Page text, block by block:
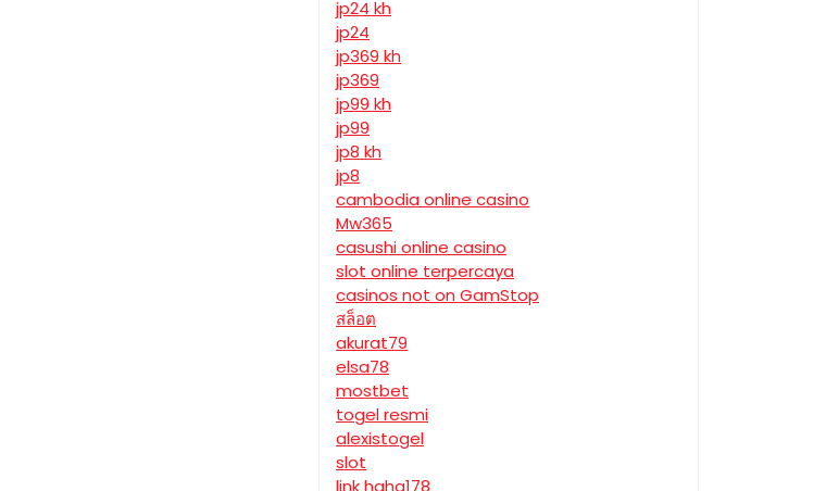
jp24 kh
jp24
jp369 kh
jp369
jp99 kh
jp99
jp8 kh
jp8
cambodia online casino
Mw365
casushi online casino
slot online terpercaya
casinos not on GamStop
สล็อต
akurat79
elsa78
mostbet
togel resmi
alexistogel
slot
link haha178